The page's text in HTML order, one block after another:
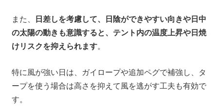
また、
日差しを考慮して、日陰ができやすい向きや日中
の太陽の動きも意識すると、テント内の温度上昇や日焼
けリスクを抑えられます。
特に風が強い日は、ガイロープや追加ペグで補強し、タ
ープを使う場合は高さを抑えて風を逃がす工夫も有効で
す。